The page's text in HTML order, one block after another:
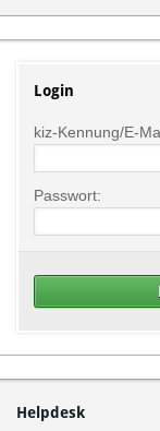
Login
kiz-Kennung/E-
Passwort:
Helpdesk